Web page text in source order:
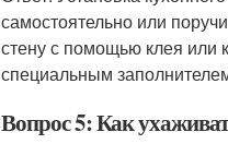
самостоятельно или
стену с помощью клея или
специальным
Вопрос 5: Как